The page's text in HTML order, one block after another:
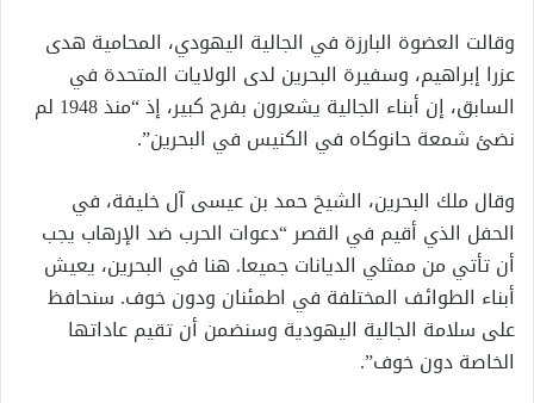
وقالت العضوة البارزة في الجالية اليهودي، المحامية هدى
عزرا إبراهيم، وسفيرة البحرين لدى الولايات المتحدة في
السابق، إن أبناء الجالية يشعرون بفرح كبير، إذ “منذ 1948 لم
نضئ شمعة حانوكاه في الكنيس في البحرين”.
وقال ملك البحرين، الشيخ حمد بن عيسى آل خليفة، في
الحفل الذي أقيم في القصر “دعوات الحرب ضد الإرهاب يجب
أن تأتي من ممثلي الديانات جميعا. هنا في البحرين، يعيش
أبناء الطوائف المختلفة في اطمئنان ودون خوف. سنحافظ
على سلامة الجالية اليهودية وسنضمن أن تقيم عاداتها
الخاصة دون خوف”.